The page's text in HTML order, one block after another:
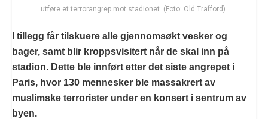
utføre et terrorangrep mot stadionet. (Foto: Old Trafford).
I tillegg får tilskuere alle gjennomsøkt vesker og
bager, samt blir kroppsvisitert når de skal inn på
stadion. Dette ble innført etter det siste angrepet i
Paris, hvor 130 mennesker ble massakrert av
muslimske terrorister under en konsert i sentrum av
byen.